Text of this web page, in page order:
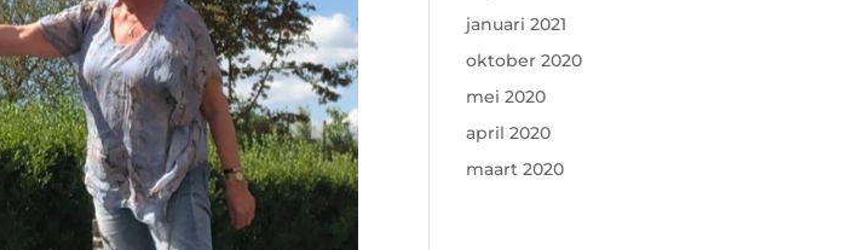
januari 2021
oktober 2020
mei 2020
april 2020
maart 2020